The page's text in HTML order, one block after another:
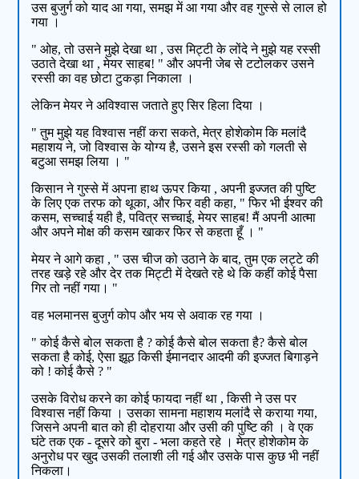
उस बुजुर्ग को याद आ गया, समझ में आ गया और वह गुस्से से लाल हो
गया ।
" ओह, तो उसने मुझे देखा था , उस मिट्टी के लोंदे ने मुझे यह रस्सी
उठाते देखा था , मेयर साहब! " और अपनी जेब से टटोलकर उसने
रस्सी का वह छोटा टुकड़ा निकाला ।
लेकिन मेयर ने अविश्वास जताते हुए सिर हिला दिया ।
" तुम मुझे यह विश्वास नहीं करा सकते, मेत्र होशेकोम कि मलांदै
महाशय ने, जो विश्वास के योग्य है, उसने इस रस्सी को गलती से
बटुआ समझ लिया । "
किसान ने गुस्से में अपना हाथ ऊपर किया , अपनी इज्जत की पुष्टि
के लिए एक तरफ को थूका, और फिर वही कहा, " फिर भी ईश्वर की
कसम, सच्चाई यही है, पवित्र सच्चाई, मेयर साहब! मैं अपनी आत्मा
और अपने मोक्ष की कसम खाकर फिर से कहता हूँ । "
मेयर ने आगे कहा , " उस चीज को उठाने के बाद, तुम एक लट्टे की
तरह खड़े रहे और देर तक मिट्टी में देखते रहे थे कि कहीं कोई पैसा
गिर तो नहीं गया। "
वह भलमानस बुजुर्ग कोप और भय से अवाक रह गया ।
" कोई कैसे बोल सकता है ? कोई कैसे बोल सकता है? कैसे बोल
सकता है कोई, ऐसा झूठ किसी ईमानदार आदमी की इज्जत बिगाड़ने
को ! कोई कैसे ? "
उसके विरोध करने का कोई फायदा नहीं था , किसी ने उस पर
विश्वास नहीं किया । उसका सामना महाशय मलांदै से कराया गया,
जिसने अपनी बात को ही दोहराया और उसी की पुष्टि की । वे एक
घंटे तक एक - दूसरे को बुरा - भला कहते रहे । मेत्र होशेकोम के
अनुरोध पर खुद उसकी तलाशी ली गई और उसके पास कुछ भी नहीं
निकला।